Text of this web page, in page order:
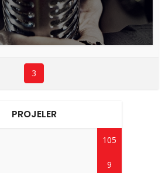
3
PROJELER
105
9